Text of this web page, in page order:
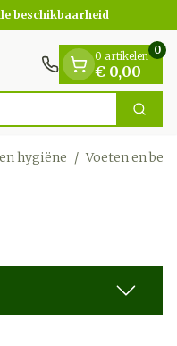
beschikbaarheid
Zoek
0 artikelen
€ 0,00
0
hygiëne / Voeten en